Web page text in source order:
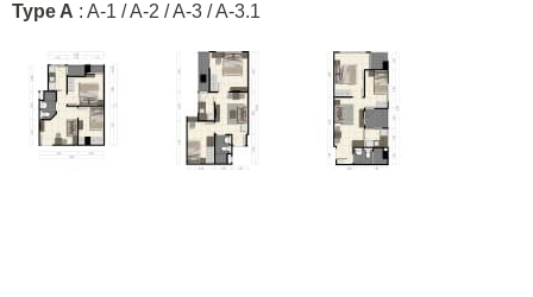
Type A : A-1 / A-2 / A-3 / A-3.1